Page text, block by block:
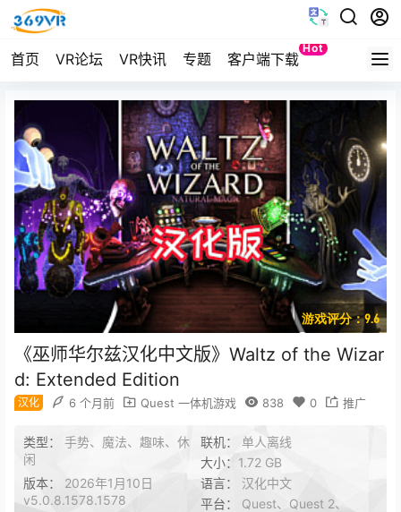
首页 VR论坛 VR快讯 专题 客户端下载
Hot
Quest
游戏评分：9.6
《巫师华尔兹汉化中文版》Waltz of the Wizar
d: Extended Edition
汉化 6 个月前 Quest 一体机游戏 838 0 推广
类型： 手势、魔法、趣味、休
闲
联机： 单人离线
大小： 1.72 GB
版本： 2026年1月10日
v5.0.8.1578.1578
语言： 汉化中文
平台： Quest、Quest 2、